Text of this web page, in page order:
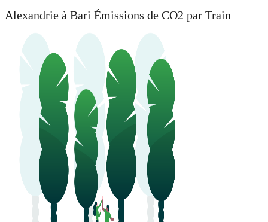
Alexandrie à Bari Émissions de CO2 par Train